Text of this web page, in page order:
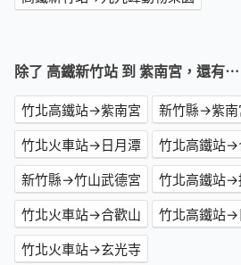
除了 高鐵新竹站 到 紫南宮，還有⋯
竹北高鐵站→紫南宮 新竹縣→紫南
竹北火車站→日月潭
竹北高鐵站→
新竹縣→竹山武德宮
竹北高鐵站→
竹北火車站→合歡山
竹北高鐵站→
竹北火車站→玄光寺